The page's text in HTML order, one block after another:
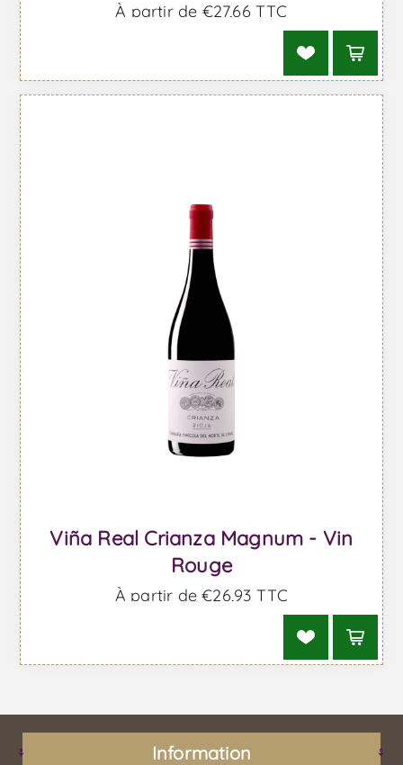
À partir de €27,66 TTC
Viña Real Crianza Magnum - Vin
Rouge
À partir de €26,93 TTC
Information